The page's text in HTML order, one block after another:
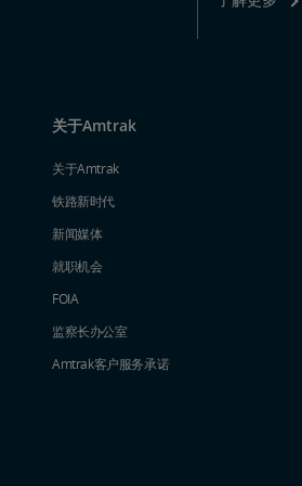
关于Amtrak
关于Amtrak
铁路新时代
新闻媒体
就职机会
FOIA
监察长办公室
Amtrak​​​​​​​客户服务承诺